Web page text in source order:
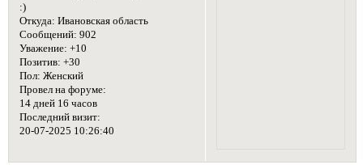
:)
Откуда: Ивановская область
Сообщений: 902
Уважение: +10
Позитив: +30
Пол: Женский
Провел на форуме:
14 дней 16 часов
Последний визит:
20-07-2025 10:26:40